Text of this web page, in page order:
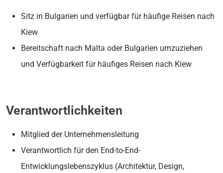
Sitz in Bulgarien und verfügbar für häufige Reisen nach
Kiew
Bereitschaft nach Malta oder Bulgarien umzuziehen
und Verfügbarkeit für häufiges Reisen nach Kiew
Verantwortlichkeiten
Mitglied der Unternehmensleitung
Verantwortlich für den End-to-End-
Entwicklungslebenszyklus (Architektur, Design,